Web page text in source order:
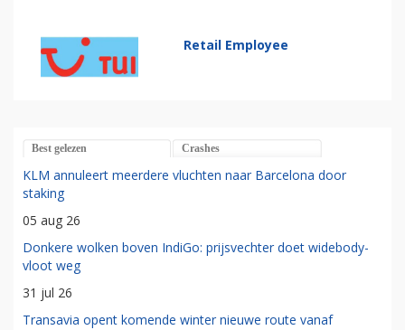
Retail Employee
Best gelezen Crashes
KLM annuleert meerdere vluchten naar Barcelona door
staking
05 aug 26
Donkere wolken boven IndiGo: prijsvechter doet widebody-
vloot weg
31 jul 26
Transavia opent komende winter nieuwe route vanaf